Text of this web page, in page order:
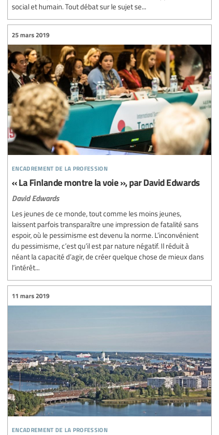
social et humain. Tout débat sur le sujet se...
encadrement de la profession
25 mars 2019
« La Finlande montre la voie », par David Edwards
David Edwards
Les jeunes de ce monde, tout comme les moins jeunes,
laissent parfois transparaître une impression de fatalité sans
espoir, où le pessimisme est devenu la norme. L’inconvénient
du pessimisme, c’est qu’il est par nature négatif. Il réduit à
néant la capacité d’agir, de créer quelque chose de mieux dans
l’intérêt...
encadrement de la profession
11 mars 2019